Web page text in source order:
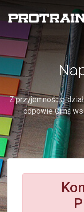
Z przyjemnością
odpowie Ci na